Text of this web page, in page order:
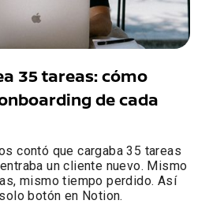
35 tareas: cómo
de cada
contó que cargaba 35 tareas
un cliente nuevo. Mismo
mismo tiempo perdido. Así
botón en Notion.